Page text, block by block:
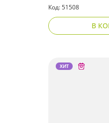
Код: 51508
В
ХИТ